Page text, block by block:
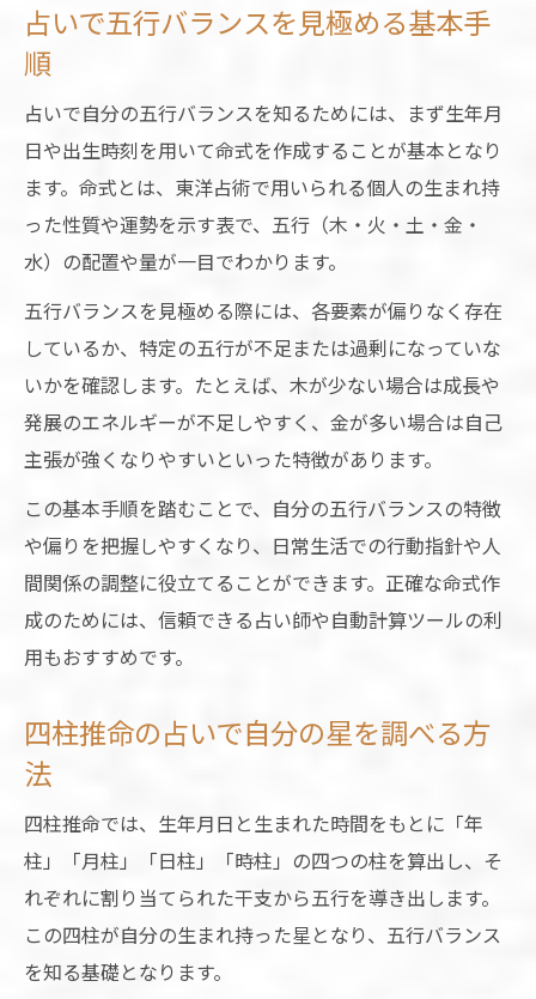
五行バランス診断で性格と強みを占いから
占いを通じた五行不足の気づきと活かし方
四柱推命が示す五行の偏りを深く理解する
方法
占いで分かる自分の人生グラフ活用法
陰陽の調和を日常に活かす占い活用法
占いで陰陽バランスを生活に取り入れるコ
ツ
五行不足を補う日常行動と占いの関係性
占いが導く陰陽の調和と実践的アドバイス
五行バランスを意識した毎日の占い活用術
占いによる気分の波や不調の整え方
無料計算で読み解く五行バランスの見方
占いの無料自動計算で五行バランスを診断
四柱推命計算アプリで占い結果を活用する
秘訣
占いの無料ツールで自分の星を調べる方法
五行バランスを数値で理解する占いの利点
不足した五行を補う行動の工夫とは
占い結果から日常に活かす五行補正の実践
例
五行不足を補うための占い的生活工夫
占いで五行バランスを見極める基本手
順
占いで自分の五行バランスを知るためには、まず生年月
日や出生時刻を用いて命式を作成することが基本となり
ます。命式とは、東洋占術で用いられる個人の生まれ持
った性質や運勢を示す表で、五行（木・火・土・金・
水）の配置や量が一目でわかります。
五行バランスを見極める際には、各要素が偏りなく存在
しているか、特定の五行が不足または過剰になっていな
いかを確認します。たとえば、木が少ない場合は成長や
発展のエネルギーが不足しやすく、金が多い場合は自己
主張が強くなりやすいといった特徴があります。
この基本手順を踏むことで、自分の五行バランスの特徴
や偏りを把握しやすくなり、日常生活での行動指針や人
間関係の調整に役立てることができます。正確な命式作
成のためには、信頼できる占い師や自動計算ツールの利
用もおすすめです。
四柱推命の占いで自分の星を調べる方
法
四柱推命では、生年月日と生まれた時間をもとに「年
柱」「月柱」「日柱」「時柱」の四つの柱を算出し、そ
れぞれに割り当てられた干支から五行を導き出します。
この四柱が自分の生まれ持った星となり、五行バランス
を知る基礎となります。